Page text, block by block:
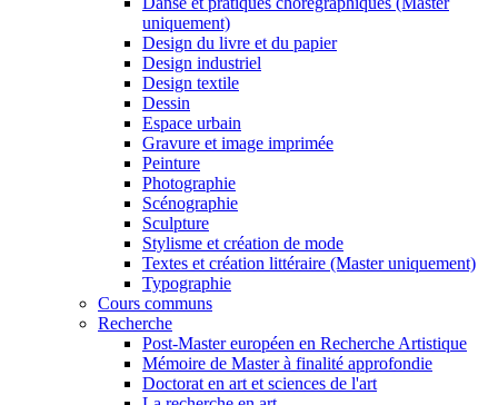
uniquement)
Design du livre et du papier
Design industriel
Design textile
Dessin
Espace urbain
Gravure et image imprimée
Peinture
Photographie
Scénographie
Sculpture
Stylisme et création de mode
Textes et création littéraire (Master uniquement)
Typographie
Cours communs
Recherche
Post-Master européen en Recherche Artistique
Mémoire de Master à finalité approfondie
Doctorat en art et sciences de l'art